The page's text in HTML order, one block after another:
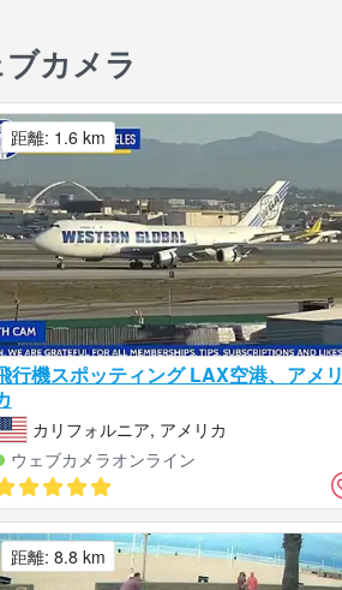
カメラ
行機スポッティング LAX空港、アメリ
カリフォルニア, アメリカ
ウェブカメラオンライン
距離: 1.6 km
距離: 8.8 km